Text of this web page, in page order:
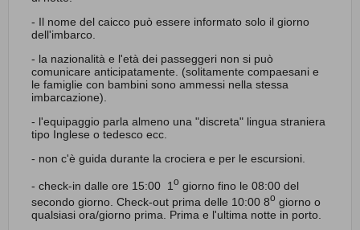
- Il nome del caicco può essere informato solo il giorno
dell'imbarco.
- la nazionalità e l'età dei passeggeri non si può
comunicare anticipatamente. (solitamente compaesani e
le famiglie con bambini sono ammessi nella stessa
imbarcazione).
- l'equipaggio parla almeno una "discreta" lingua straniera
tipo Inglese o tedesco ecc.
- non c'è guida durante la crociera e per le escursioni.
- check-in dalle ore 15:00 1 o giorno fino le 08:00 del
secondo giorno. Check-out prima delle 10:00 8o giorno o
qualsiasi ora/giorno prima. Prima e l'ultima notte in porto.